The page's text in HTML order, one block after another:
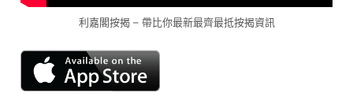
利嘉閣按揭 – 帶比你最新最齊最抵按揭資訊